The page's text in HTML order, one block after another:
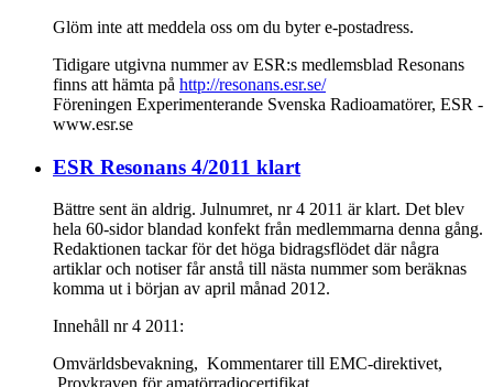
Glöm inte att meddela oss om du byter e-postadress.
Tidigare utgivna nummer av ESR:s medlemsblad Resonans
finns att hämta på http://resonans.esr.se/
Föreningen Experimenterande Svenska Radioamatörer, ESR -
www.esr.se
ESR Resonans 4/2011 klart
Bättre sent än aldrig. Julnumret, nr 4 2011 är klart. Det blev
hela 60-sidor blandad konfekt från medlemmarna denna gång.
Redaktionen tackar för det höga bidragsflödet där några
artiklar och notiser får anstå till nästa nummer som beräknas
komma ut i början av april månad 2012.
Innehåll nr 4 2011:
Omvärldsbevakning, Kommentarer till EMC-direktivet,